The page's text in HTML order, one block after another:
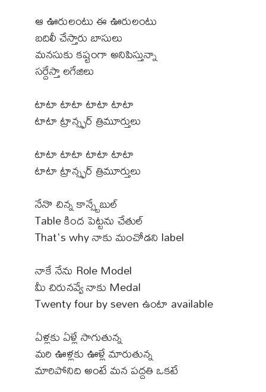
ఆ ఊరులంటు ఈ ఊరులంటు
బదిలీ చేస్తారు బాసులు
మనసుకు కష్టంగా అనిపిస్తున్నా
సర్దేస్తా లగేజిలు
టాటా టాటా టాటా టాటా
టాటా ట్రాన్స్ఫర్ త్రిమూర్తులు
టాటా టాటా టాటా టాటా
టాటా ట్రాన్స్ఫర్ త్రిమూర్తులు
నేనొ చిన్న కాన్స్టేబుల్
Table కింద పెట్టను చేతుల్
That's why నాకు మంచోడని label
నాకే నేను Role Model
మీ చిరునవ్వే నాకు Medal
Twenty four by seven ఉంటా available
ఏళ్లకు ఏళ్లే సాగుతున్న
మరి ఊళ్లకు ఊళ్లే మారుతున్న
మారిపోనిది అంటే మన పద్దతి ఒకటే